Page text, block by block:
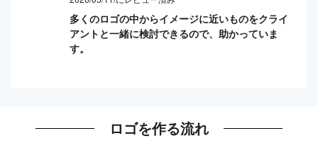
多くのロゴの中からイメージに近いものをクライ
アントと一緒に検討できるので、助かっていま
す。
ロゴを作る流れ